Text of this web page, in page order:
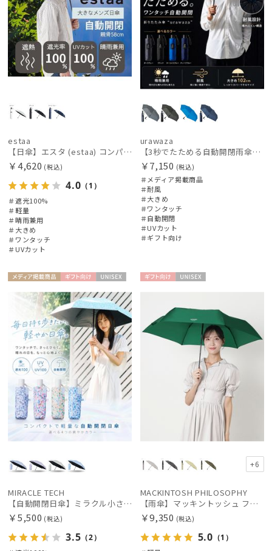
estaa
【日傘】エスタ (estaa) コンパクトワイド58 自動開閉傘 折りたたみ傘 軽量 晴雨兼用 遮光100％ UV100%
￥4,620 (税込)
4.0 （1）
＃遮光100%
＃軽量
＃晴雨兼用
＃大きめ
＃ワンタッチ
＃UVカット
urawaza
【3秒でたためる自動開閉雨傘】urawaza 無双（ウラワザ）Auto58 ワンタッチ開閉 大きめ 耐風
￥7,150 (税込)
＃メディア掲載商品
＃耐風
＃大きめ
＃ワンタッチ
＃自動開閉
＃UVカット
＃ギフト向け
載商品
向け
X
MIRACLE TECH
【自動開閉日傘】ミラクル小さい傘 ミラクルテックプロ (MIRACLE TECH Pro) カラフルドット 晴雨兼用 遮光100 ワンタッチ開閉
￥5,500 (税込)
3.5 （2）
+6
MACKINTOSH PHILOSOPHY
【雨傘】マッキントッシュ フィロソフィー (MACKINTOSH PHILOSOPHY) Birbrella AUTO-JUMP バーブレラ 自動開閉 折りたたみ
￥9,350 (税込)
5.0 （1）